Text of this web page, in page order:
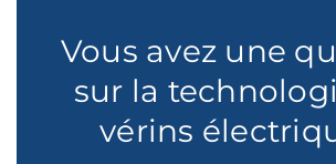
Vous avez une
sur la
vérins